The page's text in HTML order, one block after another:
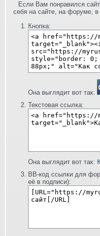
Если Вам понравился
себя на сайте, на форуме, в
Кнопка:
Она выглядит вот так:
Текстовая ссылка:
Она выглядит вот так:
BB-код ссылки для
её в подписи):